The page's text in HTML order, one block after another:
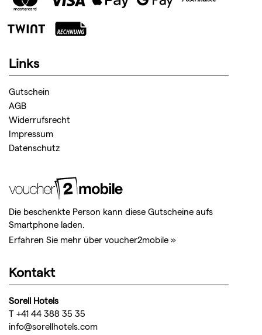
Links
Gutschein
AGB
Widerrufsrecht
Impressum
Datenschutz
Die beschenkte Person kann diese Gutscheine aufs
Smartphone laden.
Erfahren Sie mehr über voucher2mobile »
Kontakt
Sorell Hotels
T +41 44 388 35 35
info@sorellhotels.com